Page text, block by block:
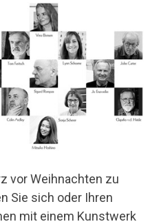
vor Weihnachten zu
Sie sich oder Ihren
mit einem Kunstwerk